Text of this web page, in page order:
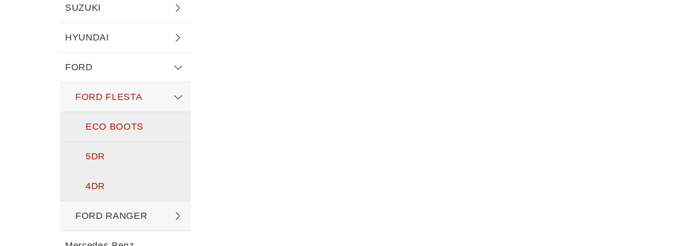
SUZUKI
HYUNDAI
FORD
FORD FLESTA
ECO BOOTS
5DR
4DR
FORD RANGER